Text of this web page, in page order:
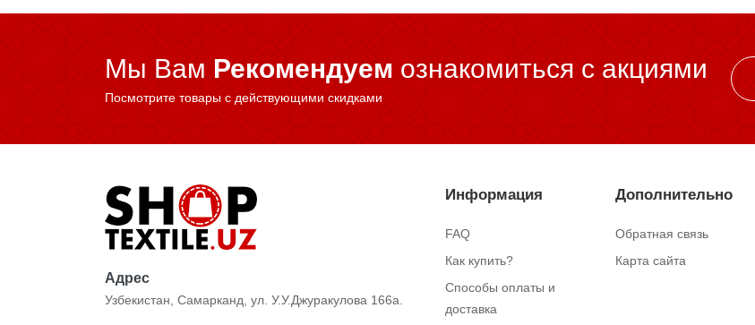
Мы Вам Рекомендуем ознакомиться c акциями
Посмотрите товары с действующими скидками
Адрес
Узбекистан, Самарканд, ул. У.У.Джуракулова 166а.
Информация
FAQ
Как купить?
Способы оплаты и
доставка
Дополнительно
Обратная связь
Карта сайта